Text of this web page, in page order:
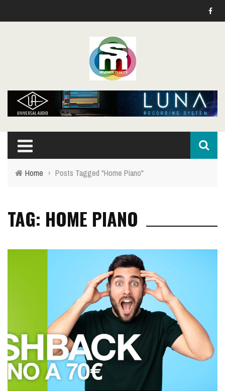
Home › Posts Tagged "Home Piano"
TAG: HOME PIANO